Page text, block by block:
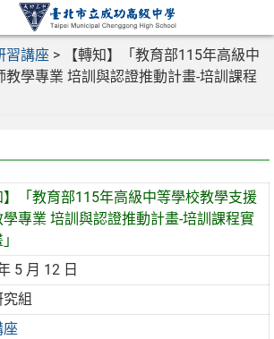
習講座 >
【轉知】「教育部115年高級中
學專業 培訓與認證推動計畫-培訓課程
】「教育部115年高級中等學校教學支援
學專業 培訓與認證推動計畫-培訓課程實
5 月 12 日
組
座